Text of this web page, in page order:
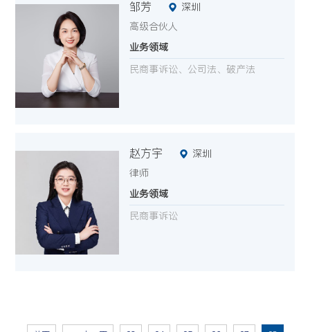
邹芳
深圳
高级合伙人
业务领域
民商事诉讼、公司法、破产法
赵方宇
深圳
律师
业务领域
民商事诉讼